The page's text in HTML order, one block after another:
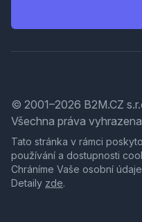
© 2001–2026 B2M.CZ
Všechna práva
Tato stránka v rámci
používání a dostupnosti
Chráníme Vaše osobní
Detaily zde.